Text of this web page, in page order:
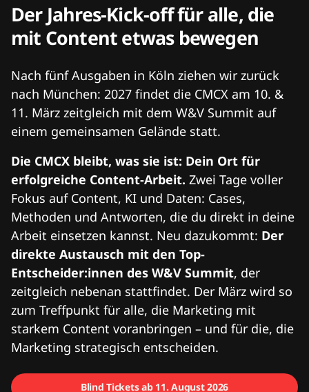
Der Jahres-Kick-off für alle, die
mit Content etwas bewegen
Nach fünf Ausgaben in Köln ziehen wir zurück
nach München: 2027 findet die CMCX am 10. &
11. März zeitgleich mit dem W&V Summit auf
einem gemeinsamen Gelände statt.
Die CMCX bleibt, was sie ist: Dein Ort für
erfolgreiche Content-Arbeit. Zwei Tage voller
Fokus auf Content, KI und Daten: Cases,
Methoden und Antworten, die du direkt in deine
Arbeit einsetzen kannst. Neu dazukommt: Der
direkte Austausch mit den Top-
Entscheider:innen des W&V Summit, der
zeitgleich nebenan stattfindet. Der März wird so
zum Treffpunkt für alle, die Marketing mit
starkem Content voranbringen – und für die, die
Marketing strategisch entscheiden.
Blind Tickets ab 11. August 2026